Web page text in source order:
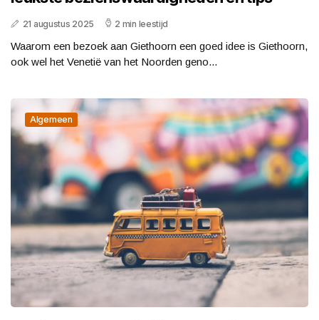
21 augustus 2025 2 min leestijd
Waarom een bezoek aan Giethoorn een goed idee is Giethoorn,
ook wel het Venetië van het Noorden geno...
Algemeen